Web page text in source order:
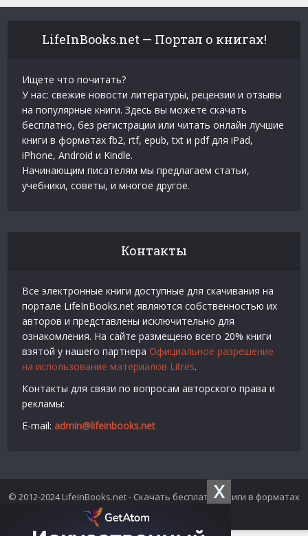
X
LifeInBooks.net — Портал о книгах!
Ищете что почитать?
У нас: свежие новости литературы, рецензии и отзывы
на популярные книги. Здесь вы можете скачать
бесплатно, без регистрации или читать онлайн лучшие
книги в форматах fb2, rtf, epub, txt и pdf для iPad,
iPhone, Android и Kindle.
Начинающим писателям мы предлагаем статьи,
учебники, советы, и многое другое.
Контакты
Все электронные книги доступные для скачивания на
портале LifeInBooks.net являются собственностью их
авторов и представлены исключительно для
ознакомления. На сайте размещено всего 20% книги
взятой у нашего партнера Официальное разрешение
на использование материалов Litres.
Контакты для связи по вопросам авторского права и
рекламы:
E-mail: admin@lifeinbooks.net
© 2012-2024 LifeInBooks.net - Скачать бесплатно книги в форматах
fb2, epub, pdf, txt, rtf.